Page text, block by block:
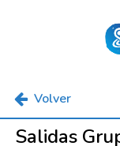
Volver
Salidas